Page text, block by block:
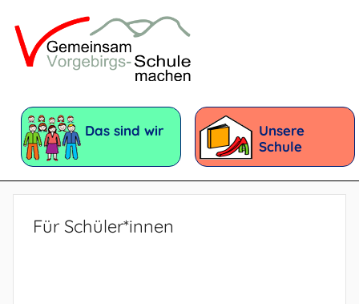
Inhalt
springen
Vorgebirgsschule
mit
dem
Förderschwerpunkt:
Entwicklung
Das sind wir
Unsere
Schule
Für Schüler*innen